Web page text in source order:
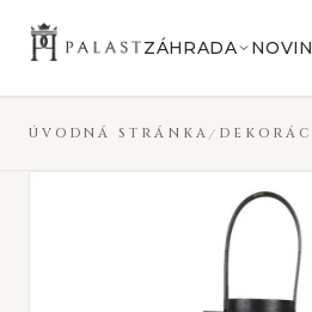
Preskočiť na obsah
ZÁHRADA
ÚVODNÁ STRÁNKA